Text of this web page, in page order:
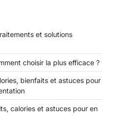
et solutions
choisir la plus efficace ?
bienfaits et astuces pour
calories et astuces pour en